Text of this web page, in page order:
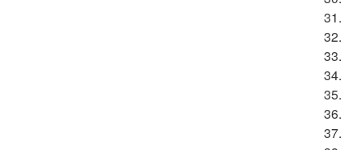
31.
32.
33.
34.
35.
36.
37.